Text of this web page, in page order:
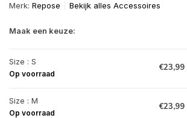
Merk: Repose Bekijk alles Accessoires
Maak een keuze:
Size : S
Op voorraad
€23,99
Size : M
Op voorraad
€23,99